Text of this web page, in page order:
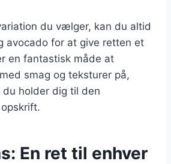
du vælger, kan du altid
avocado for at give retten et
en fantastisk måde at
smag og teksturer på,
holder dig til den
En ret til enhver